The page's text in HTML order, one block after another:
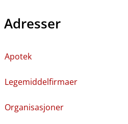
Adresser
Apotek
Legemiddelfirmaer
Organisasjoner